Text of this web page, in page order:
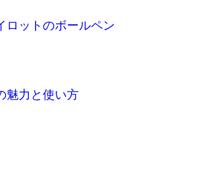
ロットのボールペン
魅力と使い方